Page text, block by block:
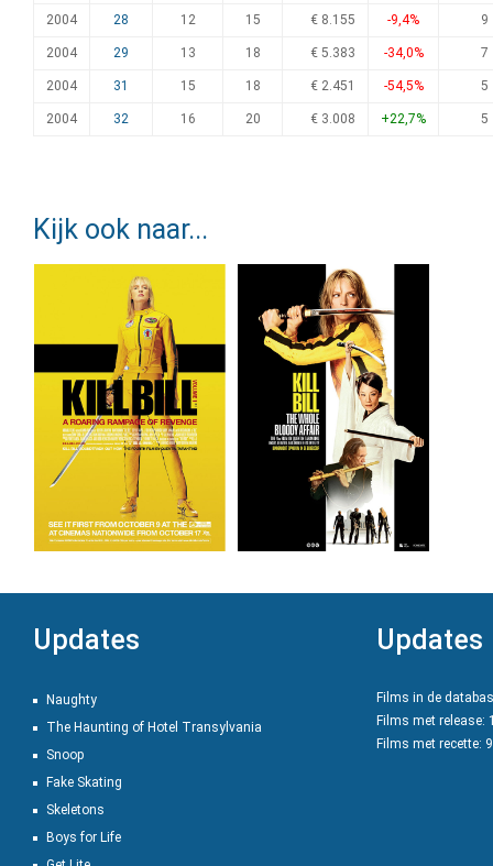
2004 28 12 15 € 8.155 -9,4% 9
2004 29 13 18 € 5.383 -34,0% 7
2004 31 15 18 € 2.451 -54,5% 5
2004 32 16 20 € 3.008 +22,7% 5
Kijk ook naar...
Updates
Naughty
The Haunting of Hotel Transylvania
Snoop
Fake Skating
Skeletons
Boys for Life
Updates
Films in de
Films met release:
Films met recette: